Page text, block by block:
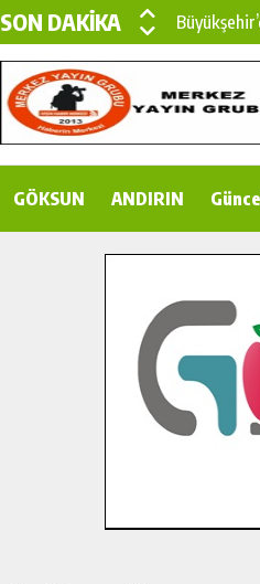
SON DAKİKA
Çin’den
Gençler
İlçe
Bertiz’in
GÖKSUN ANDIRIN Güncel